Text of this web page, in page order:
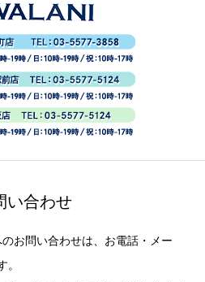
い合わせ
お問い合わせは、お電話・メー
。